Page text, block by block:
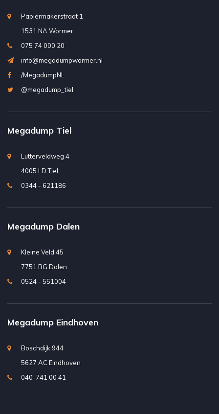
Papiermakerstraat 1
1531 NA Wormer
075 74 000 20
info@megadumpwormer.nl
/MegadumpNL
@megadump_tiel
Megadump Tiel
Lutterveldweg 4
4005 LD Tiel
0344 - 621186
Megadump Dalen
Kleine Veld 45
7751 BG Dalen
0524 - 551004
Megadump Eindhoven
Boschdijk 944
5627 AC Eindhoven
040-741 00 41